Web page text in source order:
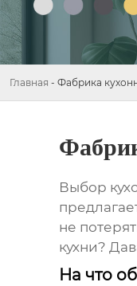
Главная - Фабрика
Выбор
не
кухни?
На что